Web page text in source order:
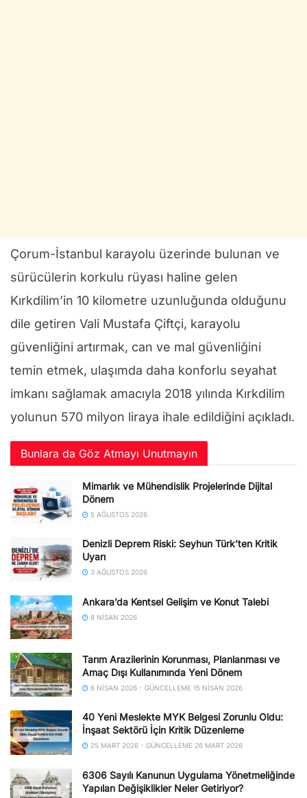
Çorum-İstanbul karayolu üzerinde bulunan ve
sürücülerin korkulu rüyası haline gelen
Kırkdilim’in 10 kilometre uzunluğunda olduğunu
dile getiren Vali Mustafa Çiftçi, karayolu
güvenliğini artırmak, can ve mal güvenliğini
temin etmek, ulaşımda daha konforlu seyahat
imkanı sağlamak amacıyla 2018 yılında Kırkdilim
yolunun 570 milyon liraya ihale edildiğini açıkladı.
Bunlara da Göz Atmayı Unutmayın
Mimarlık ve Mühendislik Projelerinde Dijital
Dönem
5 AĞUSTOS 2026
Denizli Deprem Riski: Seyhun Türk’ten Kritik
Uyarı
3 AĞUSTOS 2026
Ankara’da Kentsel Gelişim ve Konut Talebi
8 NISAN 2026
Tarım Arazilerinin Korunması, Planlanması ve
Amaç Dışı Kullanımında Yeni Dönem
6 NISAN 2026 - GÜNCELLEME 15 NISAN 2026
40 Yeni Meslekte MYK Belgesi Zorunlu Oldu:
İnşaat Sektörü İçin Kritik Düzenleme
25 MART 2026 - GÜNCELLEME 26 MART 2026
6306 Sayılı Kanunun Uygulama Yönetmeliğinde
Yapılan Değişiklikler Neler Getiriyor?